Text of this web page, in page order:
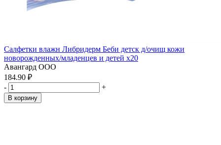
Салфетки влажн Либридерм Беби детск д/очищ кожи
новорожденных/младенцев и детей x20
Авангард ООО
184.90 ₽
-
+
В корзину